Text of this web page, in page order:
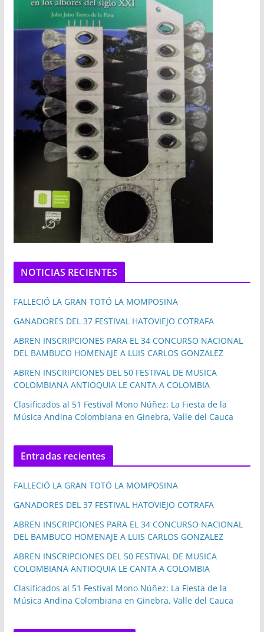
NOTICIAS RECIENTES
FALLECIÓ LA GRAN TOTÓ LA MOMPOSINA
GANADORES DEL 37 FESTIVAL HATOVIEJO COTRAFA
ABREN INSCRIPCIONES PARA EL 34 CONCURSO NACIONAL
DEL BAMBUCO HOMENAJE A LUIS CARLOS GONZALEZ
ABREN INSCRIPCIONES DEL 50 FESTIVAL DE MUSICA
COLOMBIANA ANTIOQUIA LE CANTA A COLOMBIA
Clasificados al 51 Festival Mono Núñez: La Fiesta de la
Música Andina Colombiana en Ginebra, Valle del Cauca
Entradas recientes
FALLECIÓ LA GRAN TOTÓ LA MOMPOSINA
GANADORES DEL 37 FESTIVAL HATOVIEJO COTRAFA
ABREN INSCRIPCIONES PARA EL 34 CONCURSO NACIONAL
DEL BAMBUCO HOMENAJE A LUIS CARLOS GONZALEZ
ABREN INSCRIPCIONES DEL 50 FESTIVAL DE MUSICA
COLOMBIANA ANTIOQUIA LE CANTA A COLOMBIA
Clasificados al 51 Festival Mono Núñez: La Fiesta de la
Música Andina Colombiana en Ginebra, Valle del Cauca